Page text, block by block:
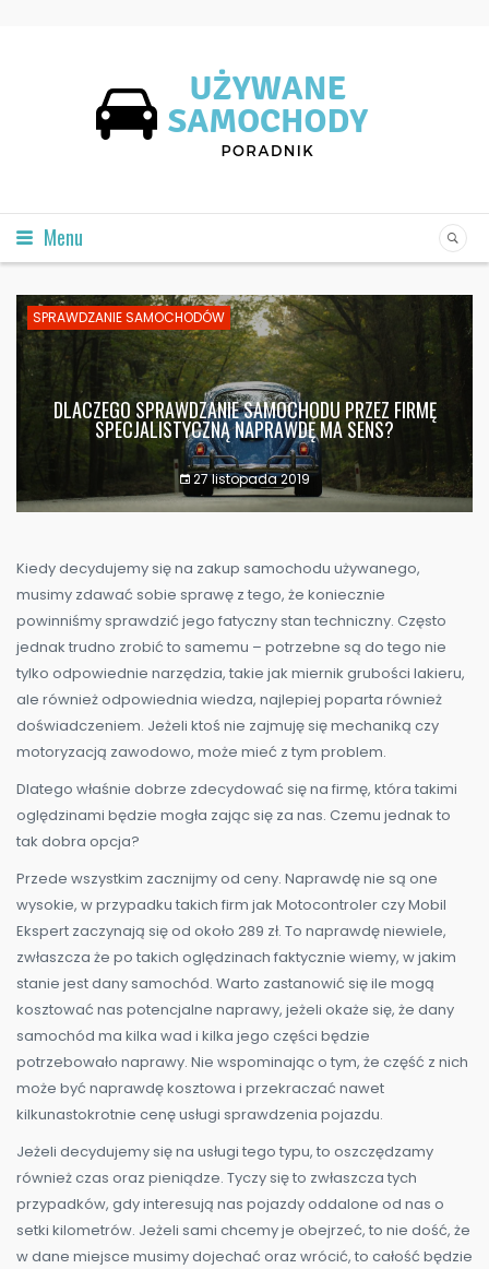
Menu
SPRAWDZANIE SAMOCHODÓW
DLACZEGO SPRAWDZANIE SAMOCHODU PRZEZ FIRMĘ
SPECJALISTYCZNĄ NAPRAWDĘ MA SENS?
27 listopada 2019
​Kiedy decydujemy się na zakup samochodu używanego,
musimy zdawać sobie sprawę z tego, że koniecznie
powinniśmy sprawdzić jego fatyczny stan techniczny. Często
jednak trudno zrobić to samemu – potrzebne są do tego nie
tylko odpowiednie narzędzia, takie jak miernik grubości lakieru,
ale również odpowiednia wiedza, najlepiej poparta również
doświadczeniem. Jeżeli ktoś nie zajmuję się mechaniką czy
motoryzacją zawodowo, może mieć z tym problem.
Dlatego właśnie dobrze zdecydować się na firmę, która takimi
oględzinami będzie mogła zając się za nas. Czemu jednak to
tak dobra opcja?
Przede wszystkim zacznijmy od ceny. Naprawdę nie są one
wysokie, w przypadku takich firm jak Motocontroler czy Mobil
Ekspert zaczynają się od około 289 zł. To naprawdę niewiele,
zwłaszcza że po takich oględzinach faktycznie wiemy, w jakim
stanie jest dany samochód. Warto zastanowić się ile mogą
kosztować nas potencjalne naprawy, jeżeli okaże się, że dany
samochód ma kilka wad i kilka jego części będzie
potrzebowało naprawy. Nie wspominając o tym, że część z nich
może być naprawdę kosztowa i przekraczać nawet
kilkunastokrotnie cenę usługi sprawdzenia pojazdu.
Jeżeli decydujemy się na usługi tego typu, to oszczędzamy
również czas oraz pieniądze. Tyczy się to zwłaszcza tych
przypadków, gdy interesują nas pojazdy oddalone od nas o
setki kilometrów. Jeżeli sami chcemy je obejrzeć, to nie dość, że
w dane miejsce musimy dojechać oraz wrócić, to całość będzie